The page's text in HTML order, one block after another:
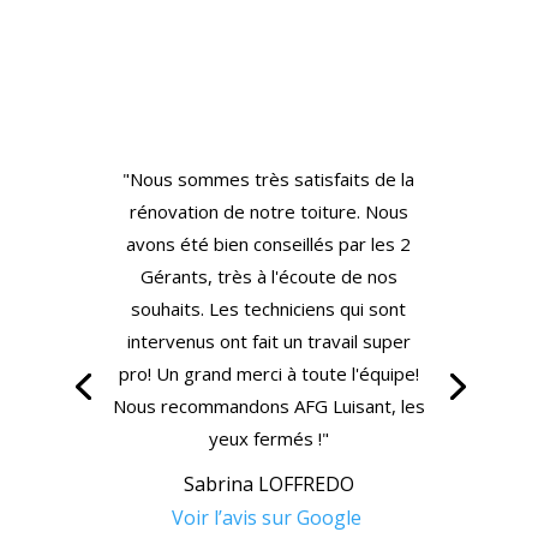
"Nous sommes très satisfaits de la
rénovation de notre toiture. Nous
avons été bien conseillés par les 2
Gérants, très à l'écoute de nos
souhaits. Les techniciens qui sont
intervenus ont fait un travail super
pro! Un grand merci à toute l'équipe!
Nous recommandons AFG Luisant, les
yeux fermés !"
Sabrina LOFFREDO
Voir l’avis sur Google